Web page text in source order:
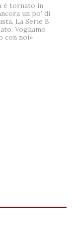
è tornato in
un po' di
La Serie B
Vogliamo
con noi»